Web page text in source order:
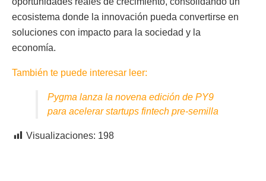
ecosistema donde la innovación pueda convertirse en
soluciones con impacto para la sociedad y la
economía.
También te puede interesar leer:
Pygma lanza la novena edición de PY9
para acelerar startups fintech pre-semilla
Visualizaciones: 198